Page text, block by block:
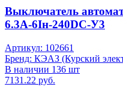
Выключатель
6.3А-6Iн-240DC-У3
Артикул: 102661
Бренд: КЭАЗ (Курский
В наличии 136 шт
7131.22 руб.